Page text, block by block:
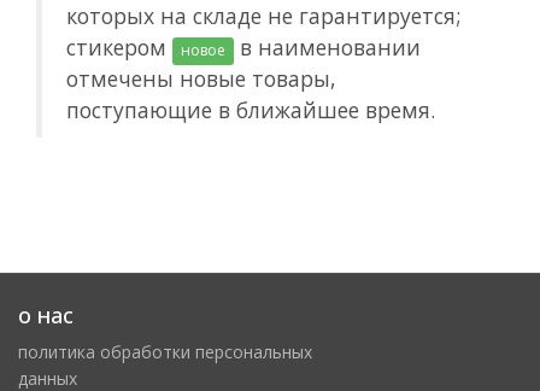
которых на складе не гарантируется;
стикером
новое
в наименовании
отмечены новые товары,
поступающие в ближайшее время.
о нас
политика обработки персональных
данных